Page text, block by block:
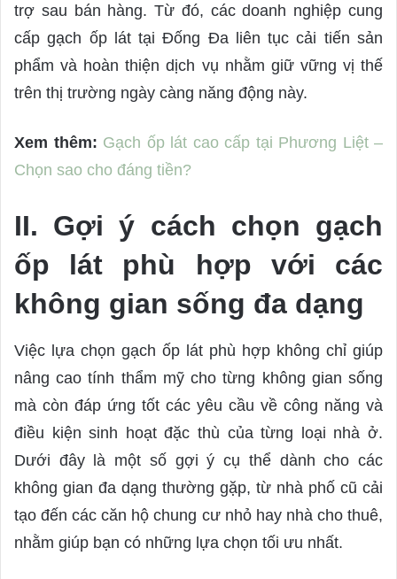
trợ sau bán hàng. Từ đó, các doanh nghiệp cung
cấp gạch ốp lát tại Đống Đa liên tục cải tiến sản
phẩm và hoàn thiện dịch vụ nhằm giữ vững vị thế
trên thị trường ngày càng năng động này.
Xem thêm: Gạch ốp lát cao cấp tại Phương Liệt –
Chọn sao cho đáng tiền?
II. Gợi ý cách chọn gạch
ốp lát phù hợp với các
không gian sống đa dạng
Việc lựa chọn gạch ốp lát phù hợp không chỉ giúp
nâng cao tính thẩm mỹ cho từng không gian sống
mà còn đáp ứng tốt các yêu cầu về công năng và
điều kiện sinh hoạt đặc thù của từng loại nhà ở.
Dưới đây là một số gợi ý cụ thể dành cho các
không gian đa dạng thường gặp, từ nhà phố cũ cải
tạo đến các căn hộ chung cư nhỏ hay nhà cho thuê,
nhằm giúp bạn có những lựa chọn tối ưu nhất.